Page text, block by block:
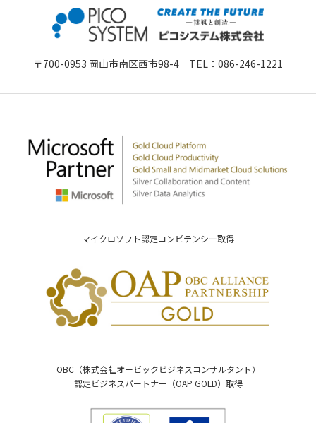
〒700-0953 岡山市南区西市98-4 TEL： 086-246-1221
マイクロソフト認定コンピテンシー取得
OBC（株式会社オービックビジネスコンサルタント）
認定ビジネスパートナー（OAP GOLD）取得